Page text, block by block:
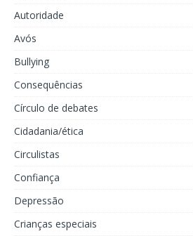
Autoridade
Avós
Bullying
Consequências
Círculo de debates
Cidadania/ética
Circulistas
Confiança
Depressão
Crianças especiais